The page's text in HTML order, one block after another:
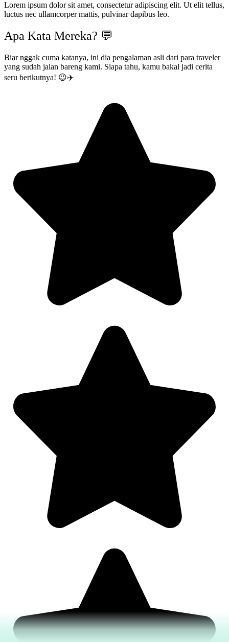
Lorem ipsum dolor sit amet, consectetur adipiscing elit. Ut elit tellus,
luctus nec ullamcorper mattis, pulvinar dapibus leo.
Apa Kata Mereka? 💬
Biar nggak cuma katanya, ini dia pengalaman asli dari para traveler
yang sudah jalan bareng kami. Siapa tahu, kamu bakal jadi cerita
seru berikutnya! 😉✈️